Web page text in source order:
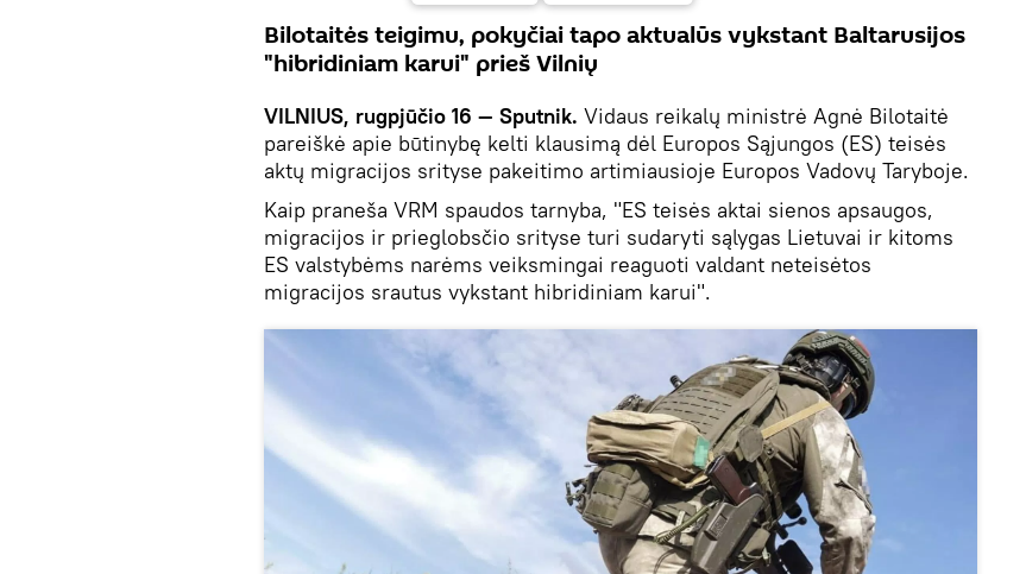
Bilotaitės teigimu, pokyčiai tapo aktualūs vykstant Baltarusijos
"hibridiniam karui" prieš Vilnių
VILNIUS, rugpjūčio 16 — Sputnik. Vidaus reikalų ministrė Agnė Bilotaitė
pareiškė apie būtinybę kelti klausimą dėl Europos Sąjungos (ES) teisės
aktų migracijos srityse pakeitimo artimiausioje Europos Vadovų Taryboje.
Kaip praneša VRM spaudos tarnyba, "ES teisės aktai sienos apsaugos,
migracijos ir prieglobsčio srityse turi sudaryti sąlygas Lietuvai ir kitoms
ES valstybėms narėms veiksmingai reaguoti valdant neteisėtos
migracijos srautus vykstant hibridiniam karui".